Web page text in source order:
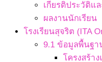
เกียรติประวัติแ
ผลงานนักเรียน
โรงเรียนสุจริต (ITA
9.1 ข้อมูลพื้นฐา
โครงสร้า